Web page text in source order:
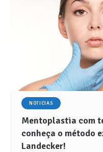
NOTICIAS
Mentoplastia com
conheça o método
Landecker!